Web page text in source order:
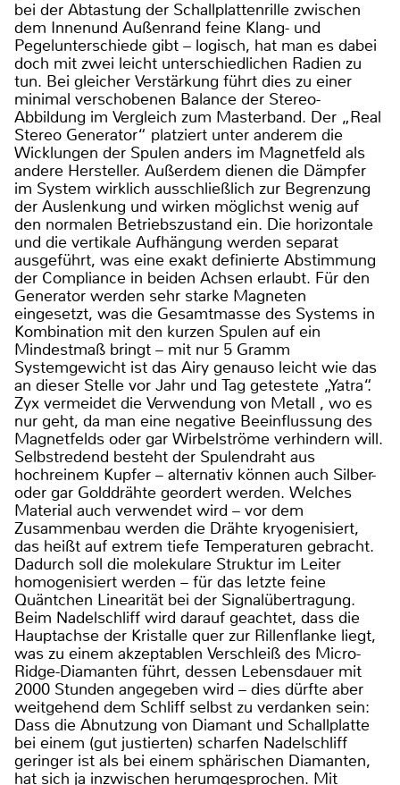
bei der Abtastung der Schallplattenrille zwischen
dem Innenund Außenrand feine Klang- und
Pegelunterschiede gibt – logisch, hat man es dabei
doch mit zwei leicht unterschiedlichen Radien zu
tun. Bei gleicher Verstärkung führt dies zu einer
minimal verschobenen Balance der Stereo-
Abbildung im Vergleich zum Masterband. Der „Real
Stereo Generator“ platziert unter anderem die
Wicklungen der Spulen anders im Magnetfeld als
andere Hersteller. Außerdem dienen die Dämpfer
im System wirklich ausschließlich zur Begrenzung
der Auslenkung und wirken möglichst wenig auf
den normalen Betriebszustand ein. Die horizontale
und die vertikale Aufhängung werden separat
ausgeführt, was eine exakt definierte Abstimmung
der Compliance in beiden Achsen erlaubt. Für den
Generator werden sehr starke Magneten
eingesetzt, was die Gesamtmasse des Systems in
Kombination mit den kurzen Spulen auf ein
Mindestmaß bringt – mit nur 5 Gramm
Systemgewicht ist das Airy genauso leicht wie das
an dieser Stelle vor Jahr und Tag getestete „Yatra“.
Zyx vermeidet die Verwendung von Metall , wo es
nur geht, da man eine negative Beeinflussung des
Magnetfelds oder gar Wirbelströme verhindern will.
Selbstredend besteht der Spulendraht aus
hochreinem Kupfer – alternativ können auch Silber-
oder gar Golddrähte geordert werden. Welches
Material auch verwendet wird – vor dem
Zusammenbau werden die Drähte kryogenisiert,
das heißt auf extrem tiefe Temperaturen gebracht.
Dadurch soll die molekulare Struktur im Leiter
homogenisiert werden – für das letzte feine
Quäntchen Linearität bei der Signalübertragung.
Beim Nadelschliff wird darauf geachtet, dass die
Hauptachse der Kristalle quer zur Rillenflanke liegt,
was zu einem akzeptablen Verschleiß des Micro-
Ridge-Diamanten führt, dessen Lebensdauer mit
2000 Stunden angegeben wird – dies dürfte aber
weitgehend dem Schliff selbst zu verdanken sein:
Dass die Abnutzung von Diamant und Schallplatte
bei einem (gut justierten) scharfen Nadelschliff
geringer ist als bei einem sphärischen Diamanten,
hat sich ja inzwischen herumgesprochen. Mit